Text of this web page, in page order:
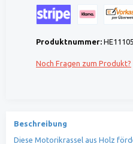
Produktnummer: HE11105
Noch Fragen zum Produkt?
Beschreibung
Diese Motorikrassel aus Holz